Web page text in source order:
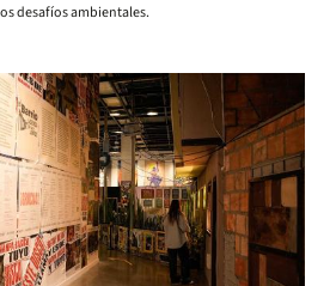
desafíos ambientales.